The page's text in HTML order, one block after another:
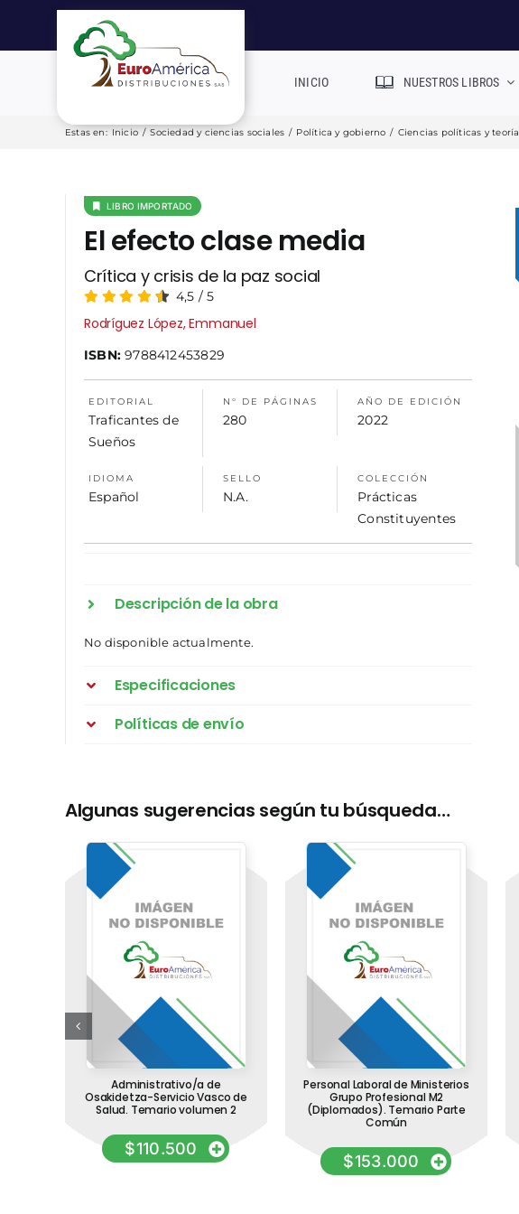
contenido
INICIO NUESTROS LIBROS
Estas en: Inicio / Sociedad y ciencias sociales / Política y gobierno / Ciencias políticas y teoría
LIBRO IMPORTADO
El efecto clase media
Crítica y crisis de la paz social
4,5 /5
Rodríguez López, Emmanuel
ISBN:9788412453829
EDITORIAL
Traficantes de
Sueños
N° DE PÁGINAS
280
AÑO DE EDICIÓN
2022
IDIOMA
Español
SELLO
N.A.
COLECCIÓN
Prácticas
Constituyentes
Descripción de la obra
No disponible actualmente.
Especificaciones
Políticas de envío
Algunas sugerencias según tu búsqueda…
Administrativo/a de
Osakidetza-Servicio Vasco de
Salud. Temario volumen 2
$110.500
Personal Laboral de Ministerios
Grupo Profesional M2
(Diplomados). Temario Parte
Común
$153.000